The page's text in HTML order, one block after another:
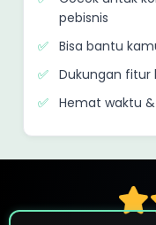
pebisnis
Bisa bantu
Dukungan fitur
Hemat waktu